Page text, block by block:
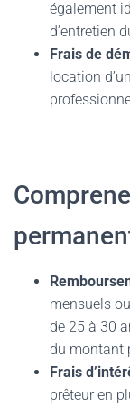
également
d’entretien
Frais de
location
mensuels
de 25 à 30
du montant
Frais
prêteur en